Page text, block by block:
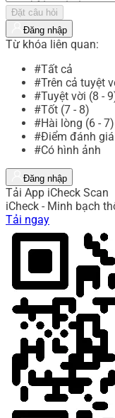
Đặt câu hỏi
Đăng nhập
Từ khóa liên quan:
#Tất cả
#Trên cả tuyệt
#Tuyệt vời (8 -
#Tốt (7 - 8)
#Hài lòng (6 - 7)
#Điểm đánh
#Có hình ảnh
Đăng nhập
Tải App iCheck Scan
iCheck - Minh bạch
Tải ngay